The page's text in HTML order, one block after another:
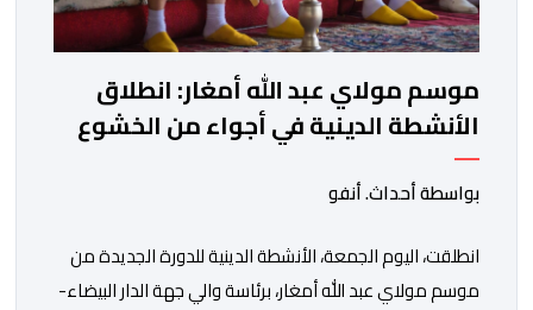
موسم مولاي عبد الله أمغار: انطلاق
الأنشطة الدينية في أجواء من الخشوع
الروحي
بواسطة أحداث. أنفو
انطلقت، اليوم الجمعة، الأنشطة الدينية للدورة الجديدة من
موسم مولاي عبد الله أمغار، برئاسة والي جهة الدار البيضاء-